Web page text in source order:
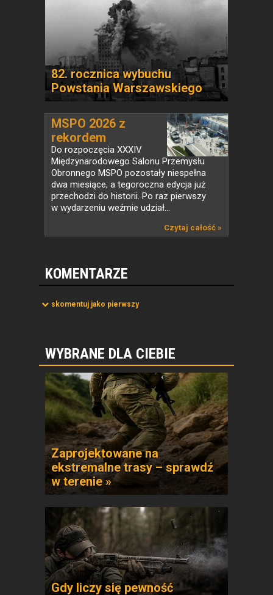
82. rocznica wybuchu
Powstania Warszawskiego
MSPO 2026 z
rekordem
jeszcze...
Do rozpoczęcia XXXIV
Międzynarodowego Salonu Przemysłu
Obronnego MSPO pozostały niespełna
dwa miesiące, a tegoroczna edycja już
przechodzi do historii. Po raz pierwszy
w wydarzeniu weźmie udział...
Czytaj całość »
KOMENTARZE
skomentuj jako pierwszy
WYBRANE DLA CIEBIE
Zaprojektowane na
ekstremalne trasy – sprawdź
w terenie »
Gdy liczy się pewność